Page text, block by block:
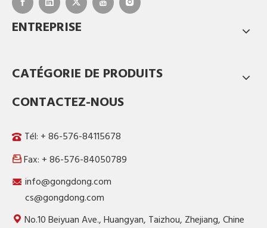
ENTREPRISE
CATÉGORIE DE PRODUITS
CONTACTEZ-NOUS
Tél: + 86-576-84115678
Fax: + 86-576-84050789
info@gongdong.com
cs@gongdong.com
No.10 Beiyuan Ave., Huangyan, Taizhou, Zhejiang, Chine